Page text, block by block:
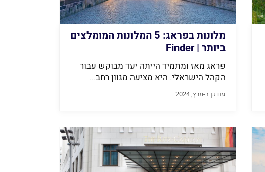
מלונות בפראג: 5 המלונות המומלצים
ביותר | Finder
פראג מאז ומתמיד הייתה יעד מבוקש עבור
הקהל הישראלי. היא מציעה מגוון רחב...
עודכן ב-מרץ, 2024